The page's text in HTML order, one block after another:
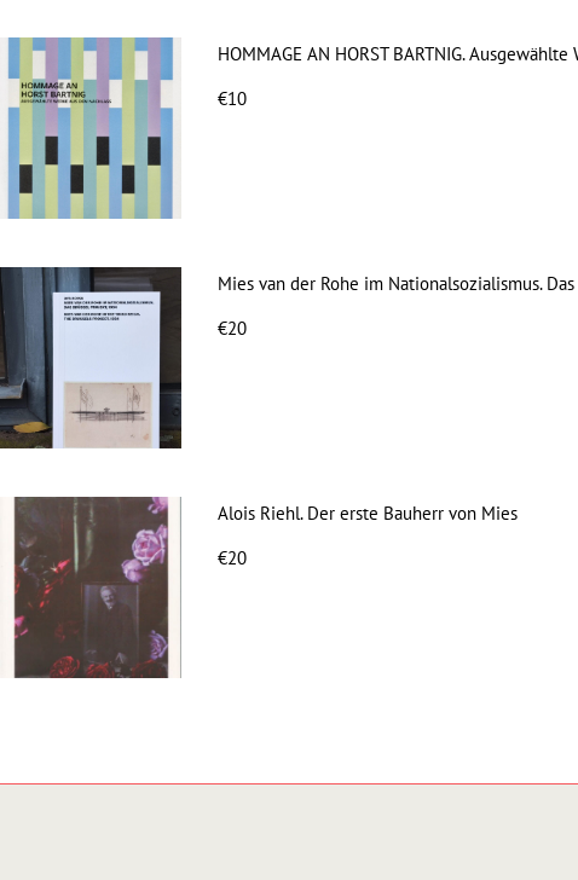
HOMMAGE AN HORST BARTNIG.
€10
Mies van der Rohe im Nationalsozialismus.
€20
Alois Riehl. Der erste Bauherr von Mies
€20